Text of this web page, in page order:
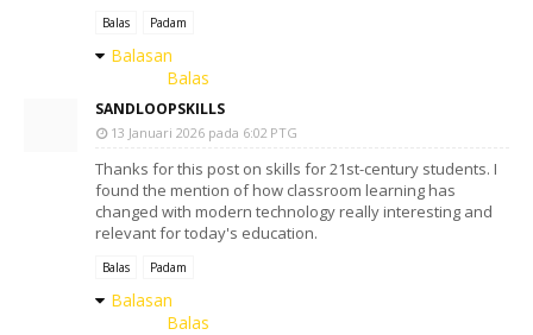
Balas Padam
Balasan
Balas
SANDLOOPSKILLS
13 Januari 2026 pada 6:02 PTG
Thanks for this post on skills for 21st-century students. I
found the mention of how classroom learning has
changed with modern technology really interesting and
relevant for today's education.
Balas Padam
Balasan
Balas